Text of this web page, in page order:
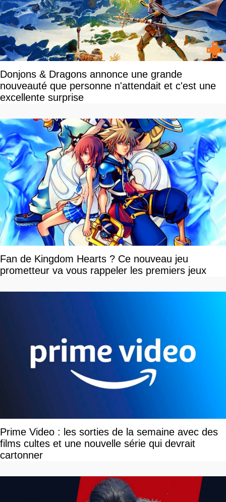
Donjons & Dragons annonce une grande
nouveauté que personne n'attendait et c'est une
excellente surprise
Fan de Kingdom Hearts ? Ce nouveau jeu
prometteur va vous rappeler les premiers jeux
Prime Video : les sorties de la semaine avec des
films cultes et une nouvelle série qui devrait
cartonner